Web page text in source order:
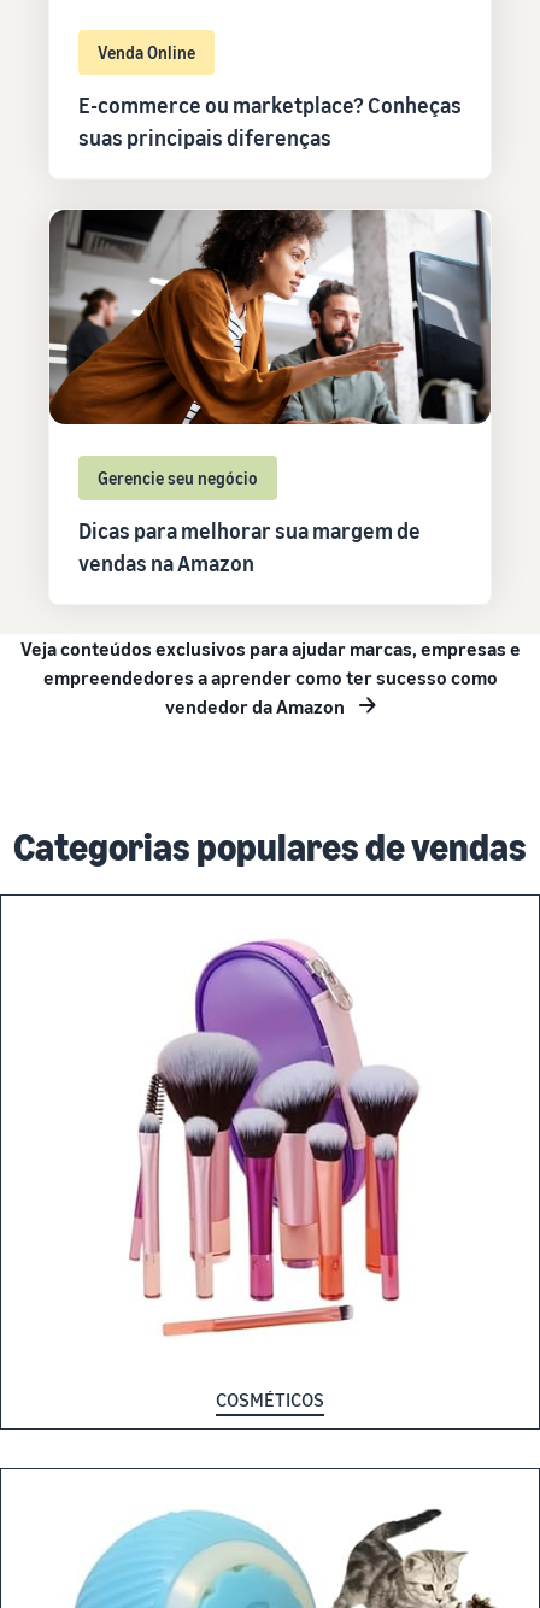
Venda Online
E-commerce ou marketplace? Conheças
suas principais diferenças
Gerencie seu negócio
Dicas para melhorar sua margem de
vendas na Amazon
Veja conteúdos exclusivos para ajudar marcas, empresas e
empreendedores a aprender como ter sucesso como
vendedor da Amazon
Categorias populares de vendas
COSMÉTICOS